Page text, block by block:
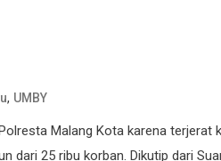
, UMBY
Malang Kota karena terjerat
dari 25 ribu korban. Dikutip dari